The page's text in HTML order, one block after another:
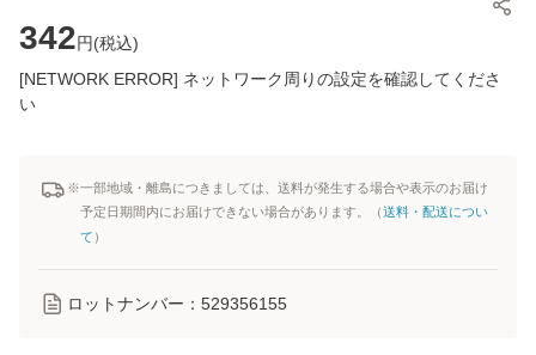
342円(税込)
[NETWORK ERROR] ネットワーク周りの設定を確認してくださ
い
※一部地域・離島につきましては、送料が発生する場合や表示のお届け
予定日期間内にお届けできない場合があります。（送料・配送につい
て ）
ロットナンバー： 529356155